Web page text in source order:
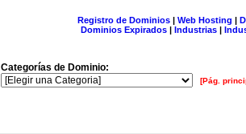
Registro de Dominios| Web Hosting |
Dominios Expirados | Industrias |
Categorías de Dominio:
[Pág.